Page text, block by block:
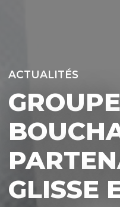
ACTUALITÉS
GROUPE
GLISSE